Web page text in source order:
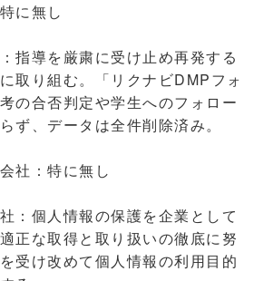
に無し
指導を厳粛に受け止め再発する
取り組む。「リクナビDMPフォ
の合否判定や学生へのフォロー
ず、データは全件削除済み。
社：特に無し
：個人情報の保護を企業として
正な取得と取り扱いの徹底に努
受け改めて個人情報の利用目的